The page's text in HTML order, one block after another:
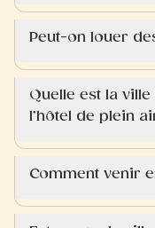
Peut-on louer
Quelle est la
l’hôtel de plein
Comment venir